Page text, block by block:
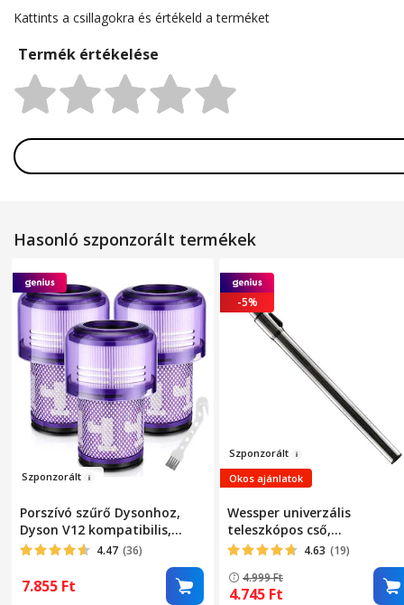
Kattints a csillagokra és értékeld a terméket
Termék értékelése
Hasonló szponzorált termékek
Szponzorált
Porszívó szűrő Dysonhoz,
Dyson V12 kompatibilis,
Detect Slim, Slim Absolute,
4.47 (36)
7.855 Ft
-5%
Szponzorált
Okos ajánlatok
Wessper univerzális
teleszkópos cső,
porszívóhoz, 32 mm
56-92 cm, krómozott acél
4.63 (19)
4.999Ft
4.745 Ft